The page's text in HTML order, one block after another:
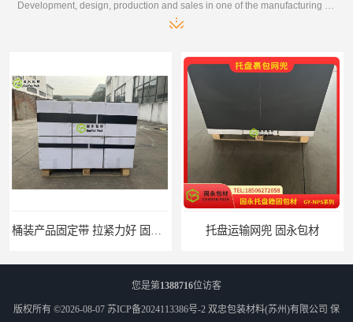
托盘运输网兜 固永包材 托盘打包绑带 固永包材
您是第1388716位访客
版权所有 ©2026-08-07 苏ICP备2024113386号-2 双忠包装材料(苏州)有限公司 保